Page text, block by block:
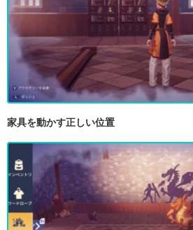
家具を動かす正しい位置